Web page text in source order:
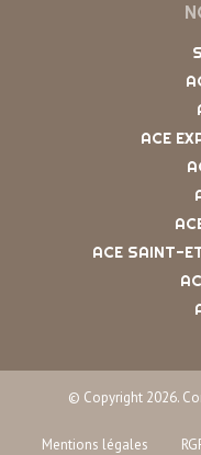
ACE
ACE SAINT-
© Copyright 2026.
Mentions légales